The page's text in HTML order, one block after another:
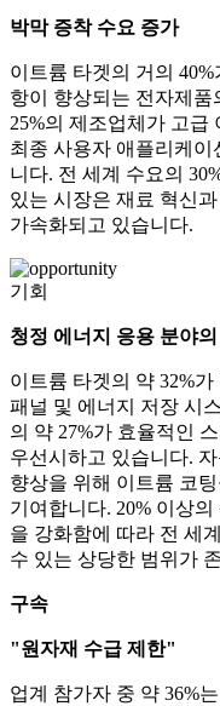
박막 증착 수요 증가
이트륨 타겟의 거의
항이 향상되는 전자제
25%의 제조업체가 고급
최종 사용자 애플리케
니다. 전 세계 수요의
있는 시장은 재료 혁신
가속화되고 있습니다.
기회
청정 에너지 응용 분야
이트륨 타겟의 약 32%
패널 및 에너지 저장 시
의 약 27%가 효율적인
우선시하고 있습니다.
향상을 위해 이트륨 코
기여합니다. 20% 이상
을 강화함에 따라 전 세
수 있는 상당한 범위가
구속
"원자재 수급 제한"
업계 참가자 중 약 36%